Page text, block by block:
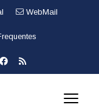
WebMail